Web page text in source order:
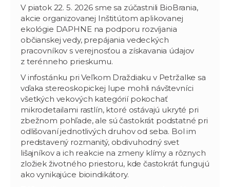
V piatok 22. 5. 2026 sme sa zúčastnili BioBrania,
akcie organizovanej Inštitútom aplikovanej
ekológie DAPHNE na podporu rozvíjania
občianskej vedy, prepájania vedeckých
pracovníkov s verejnosťou a získavania údajov
z terénneho prieskumu.
V infostánku pri Veľkom Draždiaku v Petržalke sa
vďaka stereoskopickej lupe mohli návštevníci
všetkých vekových kategórií pokochať
mikrodetailami rastlín, ktoré ostávajú ukryté pri
zbežnom pohľade, ale sú častokrát podstatné pri
odlišovaní jednotlivých druhov od seba. Bol im
predstavený rozmanitý, obdivuhodný svet
lišajníkov a ich reakcie na zmeny klímy a rôznych
zložiek životného priestoru, kde častokrát fungujú
ako vynikajúce bioindikátory.